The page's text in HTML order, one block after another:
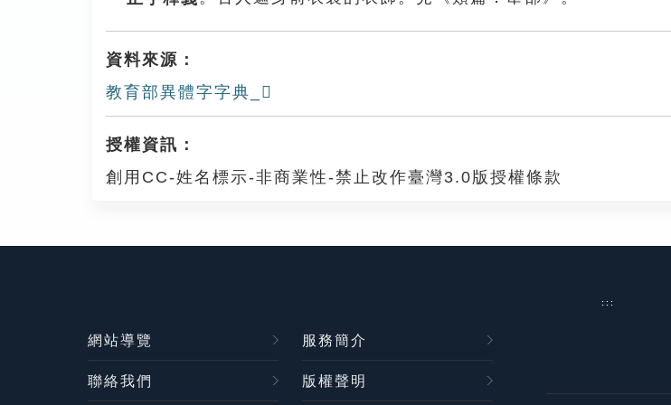
資料來源：
教育部異體字字典_𩎡
授權資訊：
創用CC-姓名標示-非商業性-禁止改作臺灣3.0版授權條款
:::
網站導覽 服務簡介
聯絡我們 版權聲明